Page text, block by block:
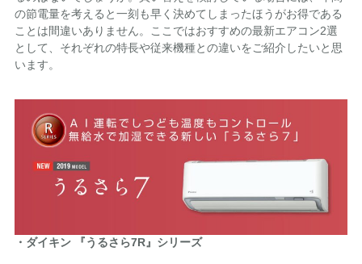
の節電量を考えると一刻も早く決めてしまったほうがお得である
ことは間違いありません。ここではおすすめの最新エアコン2選
として、それぞれの特長や従来機種との違いをご紹介したいと思
います。
・ダイキン 『うるさら7R』シリーズ